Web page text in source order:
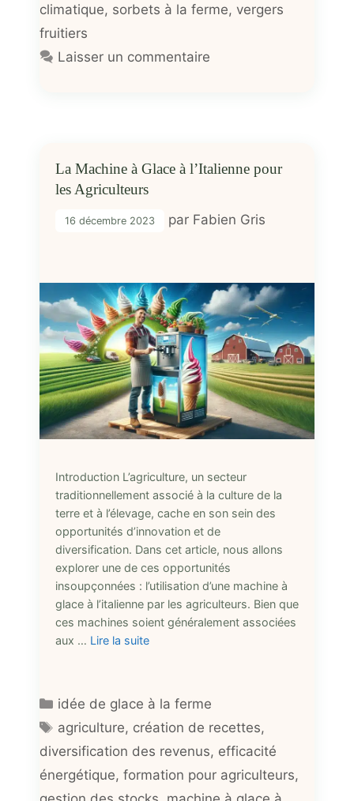
climatique, sorbets à la ferme, vergers
fruitiers
Laisser un commentaire
La Machine à Glace à l’Italienne pour
les Agriculteurs
16 décembre 2023 par Fabien Gris
Introduction L’agriculture, un secteur
traditionnellement associé à la culture de la
terre et à l’élevage, cache en son sein des
opportunités d’innovation et de
diversification. Dans cet article, nous allons
explorer une de ces opportunités
insoupçonnées : l’utilisation d’une machine à
glace à l’italienne par les agriculteurs. Bien que
ces machines soient généralement associées
aux … Lire la suite
Catégories
idée de glace à la ferme
Étiquettes
agriculture, création de recettes,
diversification des revenus, efficacité
énergétique, formation pour agriculteurs,